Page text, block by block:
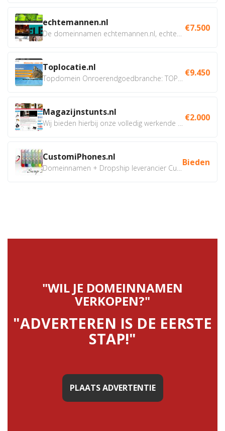
echtemannen.nl €7.500
Toplocatie.nl €9.450
Magazijnstunts.nl €2.000
CustomiPhones.nl Bieden
"WIL JE DOMEINNAMEN
VERKOPEN?"
"ADVERTEREN IS DE EERSTE
STAP!"
PLAATS ADVERTENTIE